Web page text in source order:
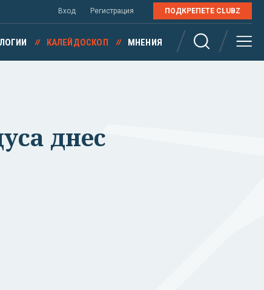
Вход Регистрация ПОДКРЕПЕТЕ CLUBZ
КАЛЕЙДОСКОП МНЕНИЯ
днес